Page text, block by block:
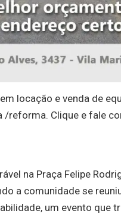
locação e venda de
/reforma. Clique e fale
na Praça Felipe
a comunidade se
um evento que